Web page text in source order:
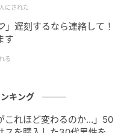
！『一気にすくえ
にされた
遅刻するなら連絡して！
す
る
キング
これほど変わるのか…」50